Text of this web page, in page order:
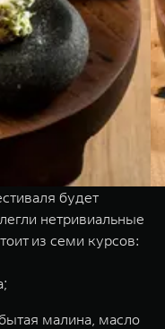
будет
нетривиальные
из семи курсов:
малина, масло